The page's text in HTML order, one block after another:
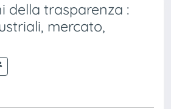
della trasparenza :
mercato,